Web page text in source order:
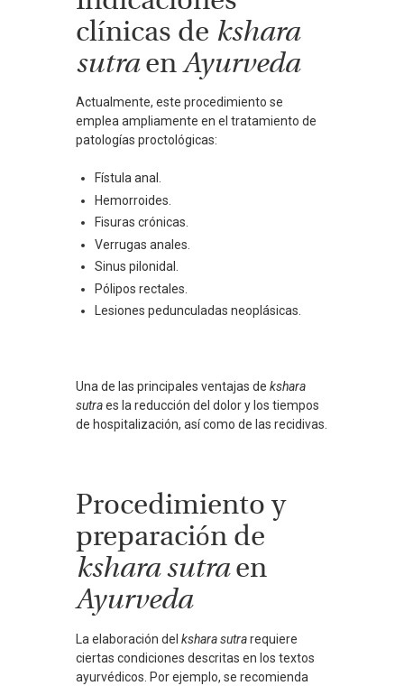
clínicas de kshara
sutraenAyurveda
Actualmente, este procedimiento se
emplea ampliamente en el tratamiento de
patologías proctológicas:
Fístula anal.
Hemorroides.
Fisuras crónicas.
Verrugas anales.
Sinus pilonidal.
Pólipos rectales.
Lesiones pedunculadas neoplásicas.
Una de las principales ventajas de kshara
sutraes la reducción del dolor y los tiempos
de hospitalización, así como de las recidivas.
Procedimiento y
preparación de
kshara sutraen
Ayurveda
La elaboración del kshara sutrarequiere
ciertas condiciones descritas en los textos
ayurvédicos. Por ejemplo, se recomienda